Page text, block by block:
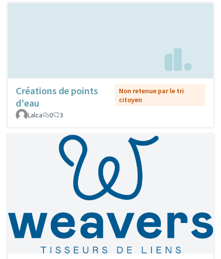
Créations de points
d'eau
Non retenue par le tri
citoyen
Lalca
0 3